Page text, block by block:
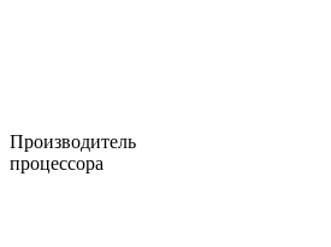
Производитель
процессора